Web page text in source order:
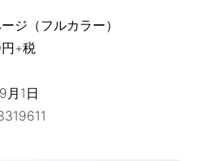
ジ（フルカラー）
+税
月1日